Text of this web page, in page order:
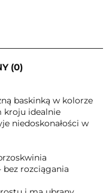
(0)
baskinką w kolorze
kroju idealnie
niedoskonałości w
bez rozciągania